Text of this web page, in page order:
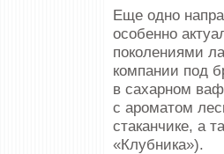
Еще одно
особенно
поколениями
компании под
в сахарном
с ароматом
стаканчике, а
«Клубника»).